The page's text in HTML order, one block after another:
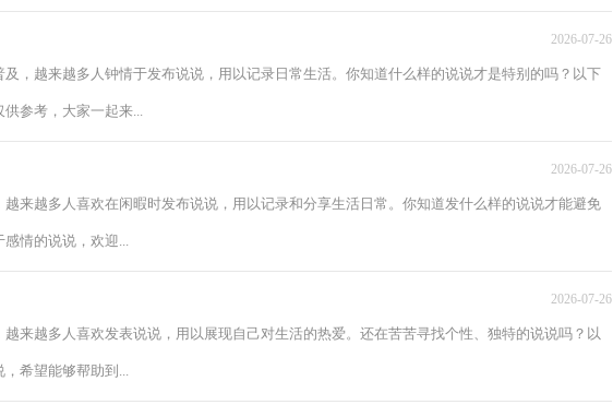
2026-07-26
，越来越多人钟情于发布说说，用以记录日常生活。你知道什么样的说说才是特别的吗？以下
参考，大家一起来...
2026-07-26
来越多人喜欢在闲暇时发布说说，用以记录和分享生活日常。你知道发什么样的说说才能避免
情的说说，欢迎...
2026-07-26
来越多人喜欢发表说说，用以展现自己对生活的热爱。还在苦苦寻找个性、独特的说说吗？以
希望能够帮助到...